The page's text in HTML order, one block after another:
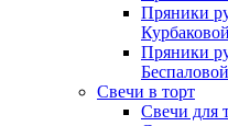
Пряники
Курбаковой
Пряники
Беспаловой
Свечи в торт
Свечи для